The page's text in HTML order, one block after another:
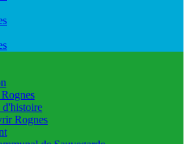
Rognes